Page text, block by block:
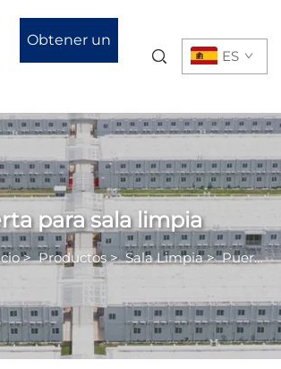
Obtener un
ES
para sala limpia
>Productos>Sala Limpia>Puerta para sala limpia